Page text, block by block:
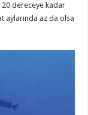
20 dereceye kadar
aylarında az da olsa